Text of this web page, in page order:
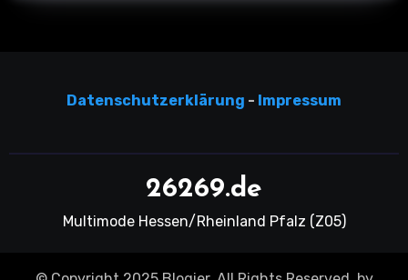
Datenschutzerklärung - Impressum
26269.de
Multimode Hessen/Rheinland Pfalz (Z05)